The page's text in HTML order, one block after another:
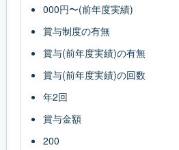
000円〜(前年度実績)
賞与制度の有無
賞与(前年度実績)の有無
賞与(前年度実績)の回数
年2回
賞与金額
200